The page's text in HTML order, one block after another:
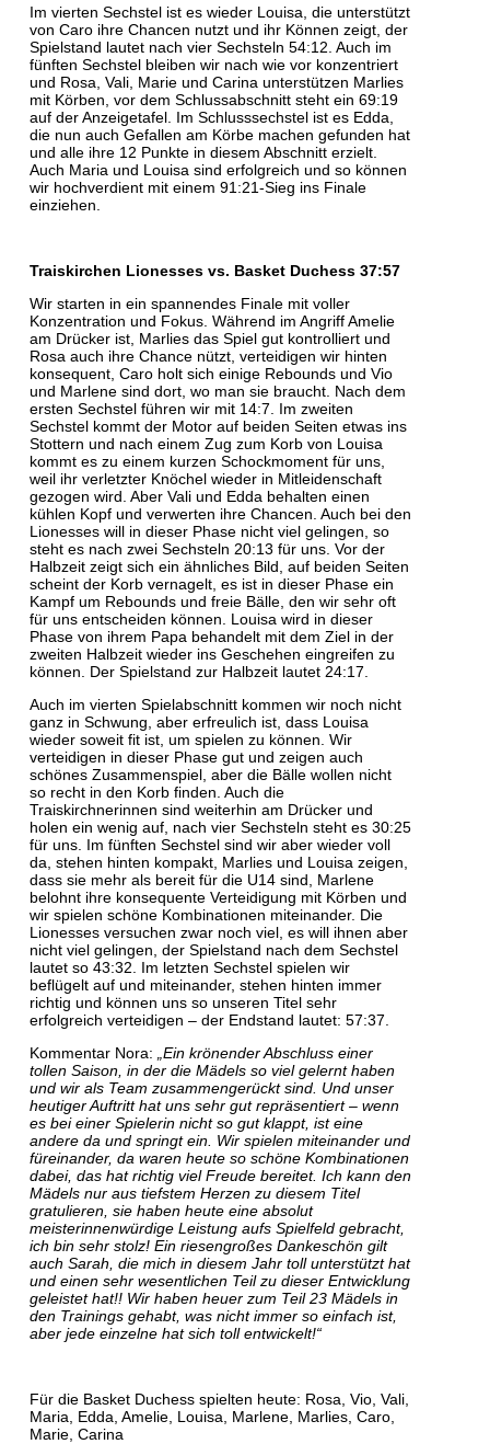
Im vierten Sechstel ist es wieder Louisa, die unterstützt
von Caro ihre Chancen nutzt und ihr Können zeigt, der
Spielstand lautet nach vier Sechsteln 54:12. Auch im
fünften Sechstel bleiben wir nach wie vor konzentriert
und Rosa, Vali, Marie und Carina unterstützen Marlies
mit Körben, vor dem Schlussabschnitt steht ein 69:19
auf der Anzeigetafel. Im Schlusssechstel ist es Edda,
die nun auch Gefallen am Körbe machen gefunden hat
und alle ihre 12 Punkte in diesem Abschnitt erzielt.
Auch Maria und Louisa sind erfolgreich und so können
wir hochverdient mit einem 91:21-Sieg ins Finale
einziehen.
Traiskirchen Lionesses vs. Basket Duchess 37:57
Wir starten in ein spannendes Finale mit voller
Konzentration und Fokus. Während im Angriff Amelie
am Drücker ist, Marlies das Spiel gut kontrolliert und
Rosa auch ihre Chance nützt, verteidigen wir hinten
konsequent, Caro holt sich einige Rebounds und Vio
und Marlene sind dort, wo man sie braucht. Nach dem
ersten Sechstel führen wir mit 14:7. Im zweiten
Sechstel kommt der Motor auf beiden Seiten etwas ins
Stottern und nach einem Zug zum Korb von Louisa
kommt es zu einem kurzen Schockmoment für uns,
weil ihr verletzter Knöchel wieder in Mitleidenschaft
gezogen wird. Aber Vali und Edda behalten einen
kühlen Kopf und verwerten ihre Chancen. Auch bei den
Lionesses will in dieser Phase nicht viel gelingen, so
steht es nach zwei Sechsteln 20:13 für uns. Vor der
Halbzeit zeigt sich ein ähnliches Bild, auf beiden Seiten
scheint der Korb vernagelt, es ist in dieser Phase ein
Kampf um Rebounds und freie Bälle, den wir sehr oft
für uns entscheiden können. Louisa wird in dieser
Phase von ihrem Papa behandelt mit dem Ziel in der
zweiten Halbzeit wieder ins Geschehen eingreifen zu
können. Der Spielstand zur Halbzeit lautet 24:17.
Auch im vierten Spielabschnitt kommen wir noch nicht
ganz in Schwung, aber erfreulich ist, dass Louisa
wieder soweit fit ist, um spielen zu können. Wir
verteidigen in dieser Phase gut und zeigen auch
schönes Zusammenspiel, aber die Bälle wollen nicht
so recht in den Korb finden. Auch die
Traiskirchnerinnen sind weiterhin am Drücker und
holen ein wenig auf, nach vier Sechsteln steht es 30:25
für uns. Im fünften Sechstel sind wir aber wieder voll
da, stehen hinten kompakt, Marlies und Louisa zeigen,
dass sie mehr als bereit für die U14 sind, Marlene
belohnt ihre konsequente Verteidigung mit Körben und
wir spielen schöne Kombinationen miteinander. Die
Lionesses versuchen zwar noch viel, es will ihnen aber
nicht viel gelingen, der Spielstand nach dem Sechstel
lautet so 43:32. Im letzten Sechstel spielen wir
beflügelt auf und miteinander, stehen hinten immer
richtig und können uns so unseren Titel sehr
erfolgreich verteidigen – der Endstand lautet: 57:37.
Kommentar Nora:
„Ein krönender Abschluss einer
tollen Saison, in der die Mädels so viel gelernt haben
und wir als Team zusammengerückt sind. Und unser
heutiger Auftritt hat uns sehr gut repräsentiert – wenn
es bei einer Spielerin nicht so gut klappt, ist eine
andere da und springt ein. Wir spielen miteinander und
füreinander, da waren heute so schöne Kombinationen
dabei, das hat richtig viel Freude bereitet. Ich kann den
Mädels nur aus tiefstem Herzen zu diesem Titel
gratulieren, sie haben heute eine absolut
meisterinnenwürdige Leistung aufs Spielfeld gebracht,
ich bin sehr stolz! Ein riesengroßes Dankeschön gilt
auch Sarah, die mich in diesem Jahr toll unterstützt hat
und einen sehr wesentlichen Teil zu dieser Entwicklung
geleistet hat!! Wir haben heuer zum Teil 23 Mädels in
den Trainings gehabt, was nicht immer so einfach ist,
aber jede einzelne hat sich toll entwickelt!“
Für die Basket Duchess spielten heute: Rosa, Vio, Vali,
Maria, Edda, Amelie, Louisa, Marlene, Marlies, Caro,
Marie, Carina